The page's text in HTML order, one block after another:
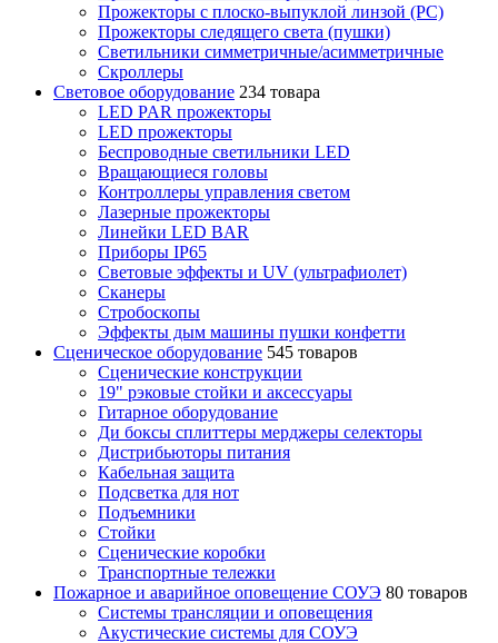
Прожекторы с плоско-выпуклой линзой (PC)
Прожекторы следящего света (пушки)
Светильники симметричные/асимметричные
Скроллеры
Световое оборудование 234 товара
LED PAR прожекторы
LED прожекторы
Беспроводные светильники LED
Вращающиеся головы
Контроллеры управления светом
Лазерные прожекторы
Линейки LED BAR
Приборы IP65
Световые эффекты и UV (ультрафиолет)
Сканеры
Стробоскопы
Эффекты дым машины пушки конфетти
Сценическое оборудование 545 товаров
Сценические конструкции
19" рэковые стойки и аксесcуары
Гитарное оборудование
Ди боксы сплиттеры мерджеры селекторы
Дистрибьюторы питания
Кабельная защита
Подсветка для нот
Подъемники
Стойки
Сценические коробки
Транспортные тележки
Пожарное и аварийное оповещение СОУЭ 80 товаров
Cистемы трансляции и оповещения
Акустические системы для СОУЭ